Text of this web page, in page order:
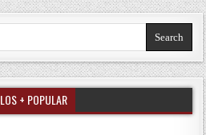
LOS + POPULAR